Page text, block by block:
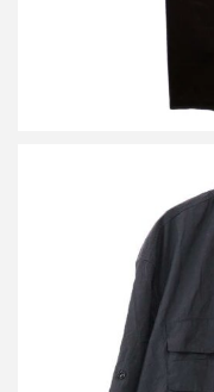
ルメール 25SS
ーシ